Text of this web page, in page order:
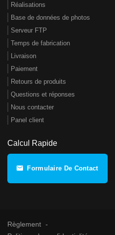
Réalisations
Base de données de photos
Serveur FTP
Temps de fabrication
Livraison
Paiement
Retours de produits
Questions et réponses
Nous contacter
Panel client
Calcul Rapide
Formulaire De Contact
Règlement